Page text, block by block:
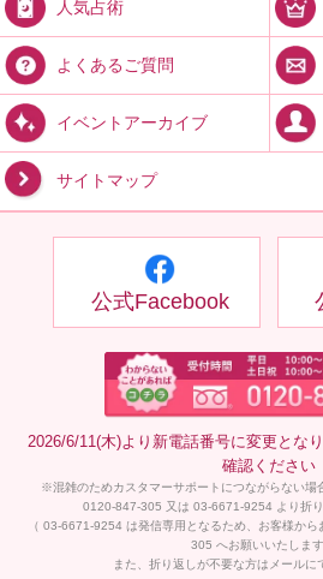
人気占術
よくあるご質問
イベントアーカイブ
サイトマップ
公式Facebook
2026/6/11(木)より新電話番号に変更とな
確認ください
※混雑のためカスタマーサポートにつながらない場
0120-847-305 又は 03-6671-9254 より折り
（ 03-6671-9254 は発信専用となるため、お客様か
305 へお願いいたします
また、折り返しが不要な方はメールに